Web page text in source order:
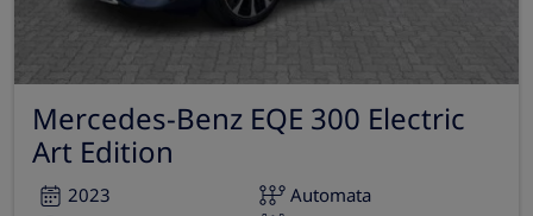
Mercedes-Benz EQE 300 Electric
Art Edition
2023
Automata